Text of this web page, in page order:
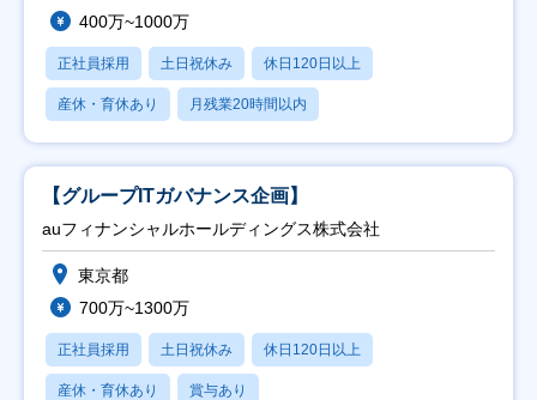
400万~1000万
正社員採用 土日祝休み 休日120日以上
産休・育休あり 月残業20時間以内
【グループITガバナンス企画】
auフィナンシャルホールディングス株式会社
東京都
700万~1300万
正社員採用 土日祝休み 休日120日以上
産休・育休あり 賞与あり